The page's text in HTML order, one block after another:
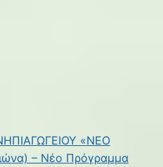
«ΝΕΟ
– Νέο Πρόγραμμα